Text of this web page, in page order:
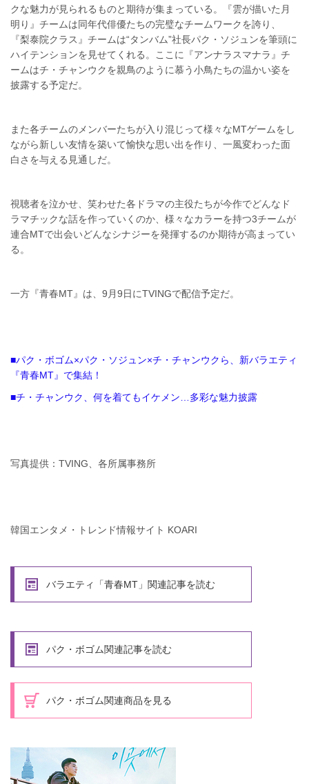
クな魅力が見られるものと期待が集まっている。『雲が描いた月
明り』チームは同年代俳優たちの完璧なチームワークを誇り、
『梨泰院クラス』チームは“タンバム”社長パク・ソジュンを筆頭に
ハイテンションを見せてくれる。ここに『アンナラスマナラ』チ
ームはチ・チャンウクを親鳥のように慕う小鳥たちの温かい姿を
披露する予定だ。
また各チームのメンバーたちが入り混じって様々なMTゲームをし
ながら新しい友情を築いて愉快な思い出を作り、一風変わった面
白さを与える見通しだ。
視聴者を泣かせ、笑わせた各ドラマの主役たちが今作でどんなド
ラマチックな話を作っていくのか、様々なカラーを持つ3チームが
連合MTで出会いどんなシナジーを発揮するのか期待が高まってい
る。
一方『青春MT』は、9月9日にTVINGで配信予定だ。
■パク・ボゴム×パク・ソジュン×チ・チャンウクら、新バラエティ
『青春MT』で集結！
■チ・チャンウク、何を着てもイケメン…多彩な魅力披露
写真提供：TVING、各所属事務所
韓国エンタメ・トレンド情報サイト KOARI
バラエティ「青春MT」関連記事を読む
パク・ボゴム関連記事を読む
パク・ボゴム関連商品を見る